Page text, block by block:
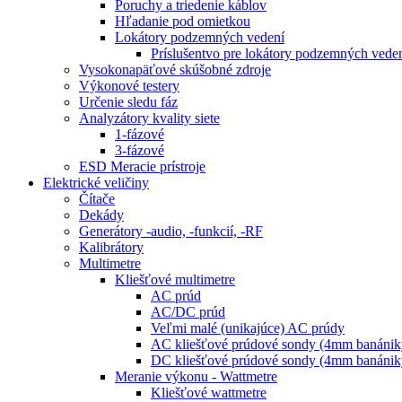
Poruchy a triedenie káblov
Hľadanie pod omietkou
Lokátory podzemných vedení
Príslušentvo pre lokátory podzemných
Vysokonapäťové skúšobné zdroje
Výkonové testery
Určenie sledu fáz
Analyzátory kvality siete
1-fázové
3-fázové
ESD Meracie prístroje
Elektrické veličiny
Čítače
Dekády
Generátory -audio, -funkcií, -RF
Kalibrátory
Multimetre
Kliešťové multimetre
AC prúd
AC/DC prúd
Veľmi malé (unikajúce) AC prúdy
AC kliešťové prúdové sondy (4mm
DC kliešťové prúdové sondy (4mm
Meranie výkonu - Wattmetre
Kliešťové wattmetre